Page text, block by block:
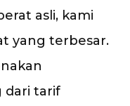
asli, kami
yang terbesar.
dari tarif